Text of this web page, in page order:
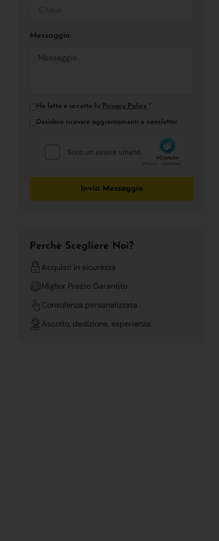
Messaggio:
Ho letto e accetto la Privacy Policy *
Desidero ricevere aggiornamenti e newsletter
Invia Messaggio
Perchè Scegliere Noi?
Acquisti in sicurezza
Miglior Prezzo Garantito
Consulenza personalizzata
Ascolto, dedizione, esperienza